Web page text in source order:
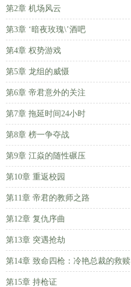
第2章 机场风云
第3章 ‘暗夜玫瑰\’酒吧
第4章 权势游戏
第5章 龙组的威慑
第6章 帝君意外的关注
第7章 拖延时间24小时
第8章 榜一争夺战
第9章 江焱的随性碾压
第10章 重返校园
第11章 帝君的教师之路
第12章 复仇序曲
第13章 突遇抢劫
第14章 致命四枪：冷艳总裁的救赎
第15章 持枪证